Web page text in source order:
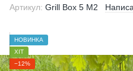
Артикул: Grill Box 5 M2
НОВИНКА
ХІТ
−12%